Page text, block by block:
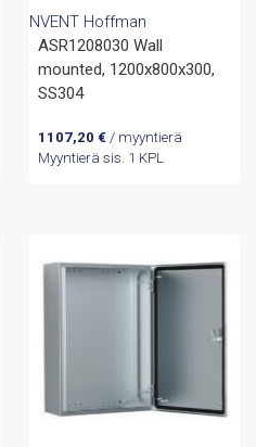
NVENT Hoffman
ASR1208030 Wall
mounted, 1200x800x300,
SS304
1107,20 €/ myyntierä
Myyntierä sis. 1 KPL